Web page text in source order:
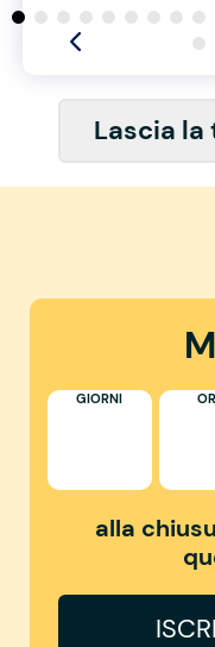
Lascia
GIORNI
alla